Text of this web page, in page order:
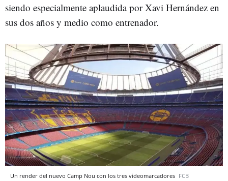
siendo especialmente aplaudida por Xavi Hernández en
sus dos años y medio como entrenador.
Un render del nuevo Camp Nou con los tres videomarcadores FCB